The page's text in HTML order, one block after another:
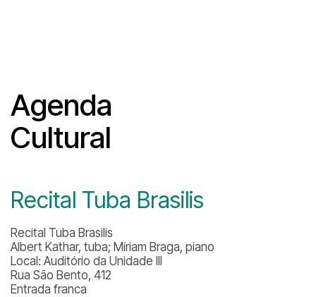
Agenda
Cultural
Recital Tuba Brasilis
Recital Tuba Brasilis
Albert Kathar, tuba; Míriam Braga, piano
Local: Auditório da Unidade III
Rua São Bento, 412
Entrada franca